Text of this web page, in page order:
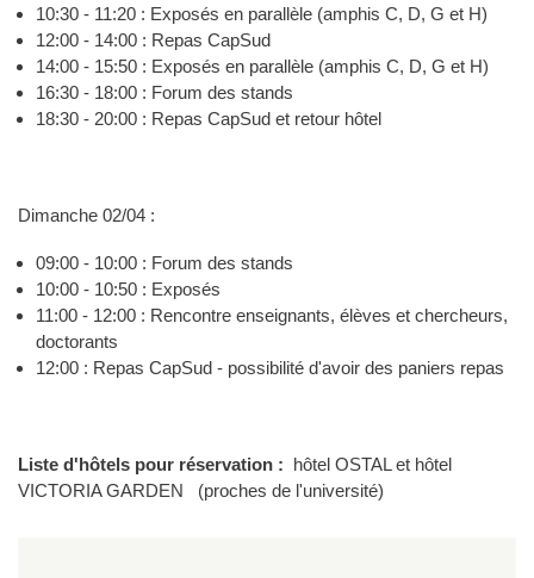
10:30 - 11:20 : Exposés en parallèle (amphis C, D, G et H)
12:00 - 14:00 : Repas CapSud
14:00 - 15:50 : Exposés en parallèle (amphis C, D, G et H)
16:30 - 18:00 : Forum des stands
18:30 - 20:00 : Repas CapSud et retour hôtel
Dimanche 02/04 :
09:00 - 10:00 : Forum des stands
10:00 - 10:50 : Exposés
11:00 - 12:00 : Rencontre enseignants, élèves et chercheurs,
doctorants
12:00 : Repas CapSud - possibilité d'avoir des paniers repas
Liste d'hôtels pour réservation : hôtel OSTAL et hôtel
VICTORIA GARDEN (proches de l'université)